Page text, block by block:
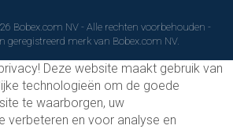
Bobex.com NV - Alle rechten voorbehouden -
geregistreerd merk van Bobex.com NV.
Deze website maakt gebruik van
technologieën om de goede
te waarborgen, uw
verbeteren en voor analyse en